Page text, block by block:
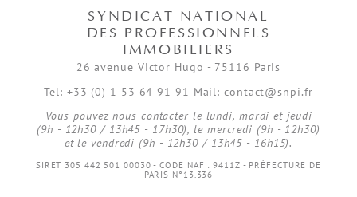
SYNDICAT NATIONAL
DES PROFESSIONNELS
IMMOBILIERS
26 avenue Victor Hugo - 75116 Paris
Tel: +33 (0) 1 53 64 91 91 Mail: contact@snpi.fr
Vous pouvez nous contacter le lundi, mardi et jeudi
(9h - 12h30 / 13h45 - 17h30), le mercredi (9h - 12h30)
et le vendredi (9h - 12h30 / 13h45 - 16h15).
SIRET 305 442 501 00030 - CODE NAF : 9411Z - PRÉFECTURE DE
PARIS N°13.336